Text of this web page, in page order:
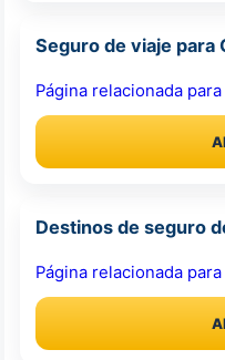
Seguro de viaje para
Página relacionada
Destinos de seguro
Página relacionada